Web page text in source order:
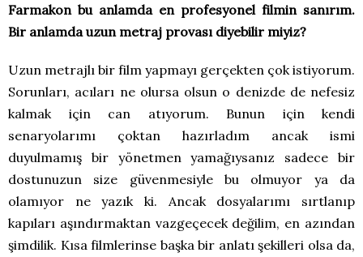
Farmakon bu anlamda en profesyonel filmin sanırım.
Bir anlamda uzun metraj provası diyebilir miyiz?
Uzun metrajlı bir film yapmayı gerçekten çok istiyorum.
Sorunları, acıları ne olursa olsun o denizde de nefesiz
kalmak için can atıyorum. Bunun için kendi
senaryolarımı çoktan hazırladım ancak ismi
duyulmamış bir yönetmen yamağıysanız sadece bir
dostunuzun size güvenmesiyle bu olmuyor ya da
olamıyor ne yazık ki. Ancak dosyalarımı sırtlanıp
kapıları aşındırmaktan vazgeçecek değilim, en azından
şimdilik. Kısa filmlerinse başka bir anlatı şekilleri olsa da,